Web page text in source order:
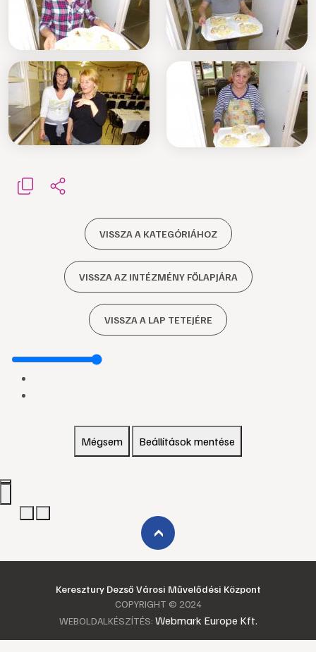
VISSZA A KATEGÓRIÁHOZ
VISSZA AZ INTÉZMÉNY FŐLAPJÁRA
VISSZA A LAP TETEJÉRE
Mégsem Beállítások mentése
›
Keresztury Dezső Városi Művelődési Központ
COPYRIGHT © 2024
WEBOLDALKÉSZÍTÉS: Webmark Europe Kft.